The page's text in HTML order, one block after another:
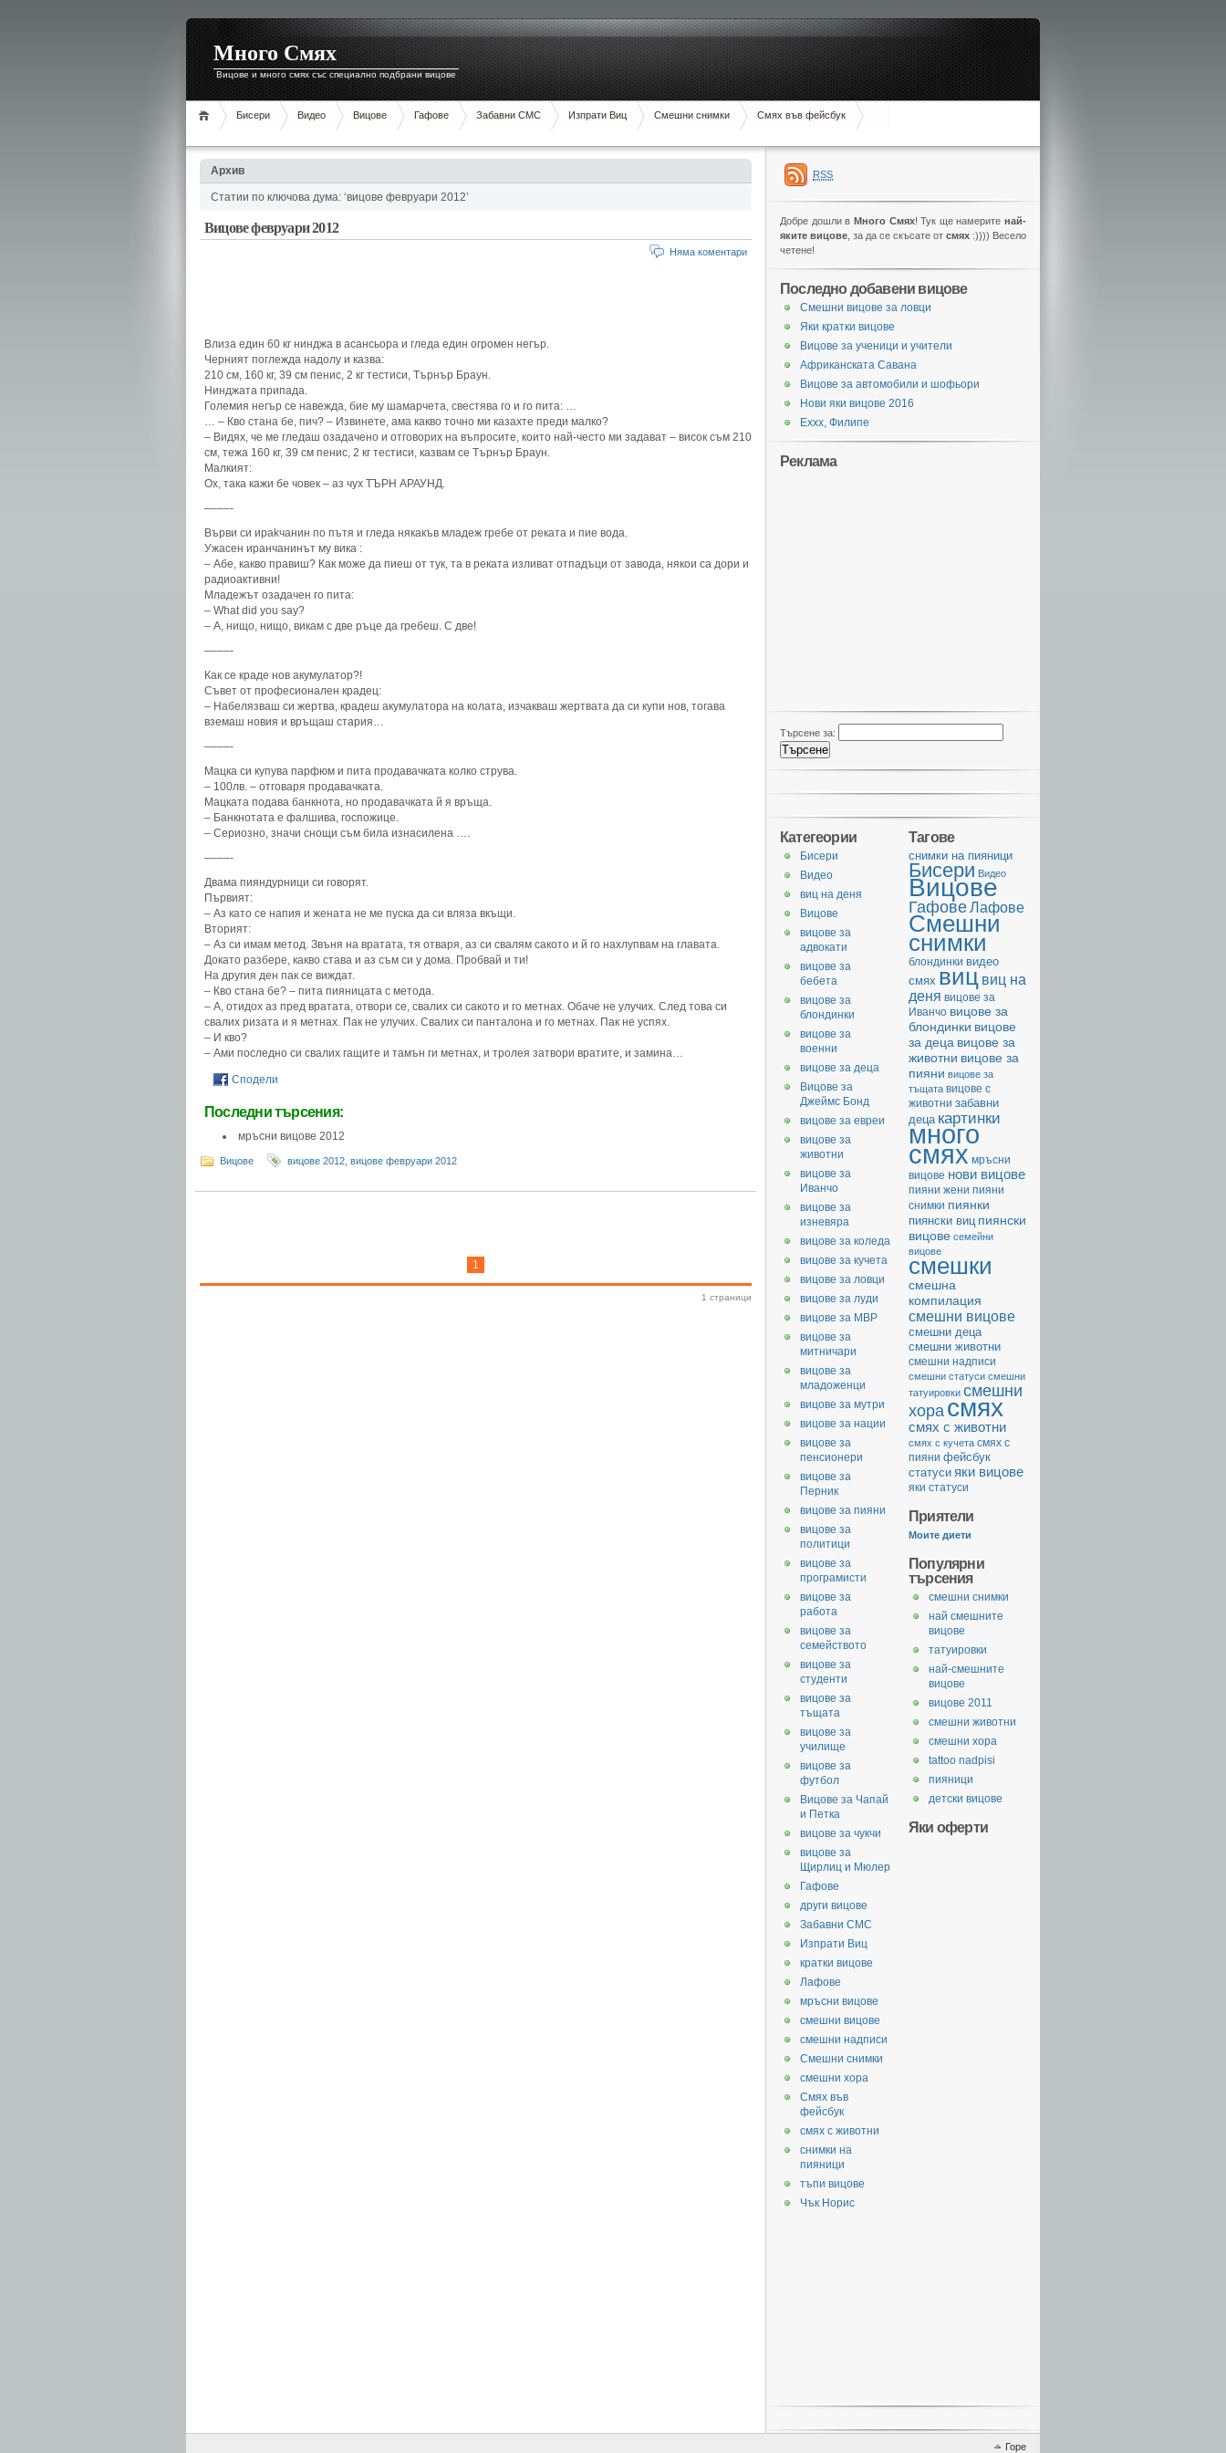
Много Смях
Вицове и много смях със специално подбрани вицове
Бисери Видео Вицове Гафове Забавни СМС Изпрати Виц Смешни снимки Смях във фейсбук
Архив
Статии по ключова дума: ‘вицове февруари 2012’
Вицове февруари 2012
Няма коментари
Влиза един 60 кг нинджа в асансьора и гледа един огромен негър.
Черният поглежда надолу и казва:
210 см, 160 кг, 39 см пенис, 2 кг тестиси, Търнър Браун.
Нинджата припада.
Големия негър се навежда, бие му шамарчета, свестява го и го пита: …
… – Кво стана бе, пич? – Извинете, ама какво точно ми казахте преди малко?
– Видях, че ме гледаш озадачено и отговорих на въпросите, които най-често ми задават – висок съм 210
см, тежа 160 кг, 39 см пенис, 2 кг тестиси, казвам се Търнър Браун.
Малкият:
Oх, така кажи бе човек – аз чух ТЪРН АРАУНД.
––––-
Върви си ираkчанин по пътя и гледа някакъв младеж гребе от реката и пие вода.
Ужасен иранчанинът му вика :
– Абе, какво правиш? Как може да пиеш от тук, та в реката изливат отпадъци от завода, някои са дори и
радиоактивни!
Младежът озадачен го пита:
– What did you say?
– А, нищо, нищо, викам с две ръце да гребеш. С две!
––––-
Как се краде нов акумулатор?!
Съвет от професионален крадец:
– Набелязваш си жертва, крадеш акумулатора на колата, изчакваш жертвата да си купи нов, тогава
вземаш новия и връщаш стария…
––––-
Мацка си купува парфюм и пита продавачката колко струва.
– 100лв. – отговаря продавачката.
Мацката подава банкнота, но продавачката й я връща.
– Банкнотата е фалшива, госпожице.
– Сериозно, значи снощи съм била изнасилена ….
––––-
Двама пияндурници си говорят.
Първият:
– Аз като се напия и жената не ме пуска да си вляза вкъщи.
Вторият:
– Аз си имам метод. Звъня на вратата, тя отваря, аз си свалям сакото и й го нахлупвам на главата.
Докато разбере, какво става и аз съм си у дома. Пробвай и ти!
На другия ден пак се виждат.
– Кво стана бе? – пита пияницата с метода.
– А, отидох аз пред вратата, отвори се, свалих си сакото и го метнах. Обаче не улучих. След това си
свалих ризата и я метнах. Пак не улучих. Свалих си панталона и го метнах. Пак не успях.
– И кво?
– Ами последно си свалих гащите и тамън ги метнах, и тролея затвори вратите, и замина…
Сподели
Последни търсения:
мръсни вицове 2012
Вицове вицове 2012 вицове февруари 2012
1
1 страници
RSS
Добре дошли в Много Смях! Тук ще намерите най-
яките вицове , за да се скъсате от смях :)))) Весело
четене!
Последно добавени вицове
Смешни вицове за ловци
Яки кратки вицове
Вицове за ученици и учители
Африканската Савана
Вицове за автомобили и шофьори
Нови яки вицове 2016
Еххх, Филипе
Реклама
Търсене за:
Тагове
cнимки на пияници
Бисери Видео
Вицове
ГафовеЛафове
Смешни
снимки
блондинки видео
смях виц виц на
деня вицове за
Иванчо вицове за
блондинки вицове
за деца вицове за
животни вицове за
пияни вицове за
тъщата вицове с
животни забавни
деца картинки
много
смях мръсни
вицове нови вицове
пияни жени пияни
снимки пиянки
пиянски виц пиянски
вицове семейни
вицове
смешки
смешна
компилация
смешни вицове
смешни деца
смешни животни
смешни надписи
смешни статуси смешни
татуировки смешни
хора смях
смях с животни
смях с кучета смях с
пияни фейсбук
статуси яки вицове
яки статуси
Приятели
Моите диети
Популярни
търсения
смешни снимки
най смешните
вицове
татуировки
най-смешните
вицове
вицове 2011
смешни животни
смешни хора
tattoo nadpisi
пияници
детски вицове
Яки оферти
Категеории
Бисери
Видео
виц на деня
Вицове
вицове за
адвокати
вицове за
бебета
вицове за
блондинки
вицове за
военни
вицове за деца
Вицове за
Джеймс Бонд
вицове за евреи
вицове за
животни
вицове за
Иванчо
вицове за
изневяра
вицове за коледа
вицове за кучета
вицове за ловци
вицове за луди
вицове за МВР
вицове за
митничари
вицове за
младоженци
вицове за мутри
вицове за нации
вицове за
пенсионери
вицове за
Перник
вицове за пияни
вицове за
политици
вицове за
програмисти
вицове за
работа
вицове за
семейството
вицове за
студенти
вицове за
тъщата
вицове за
училище
вицове за
футбол
Вицове за Чапай
и Петка
вицове за чукчи
вицове за
Щирлиц и Мюлер
Гафове
други вицове
Забавни СМС
Изпрати Виц
кратки вицове
Лафове
мръсни вицове
смешни вицове
смешни надписи
Смешни снимки
смешни хора
Смях във
фейсбук
смях с животни
снимки на
пияници
тъпи вицове
Чък Норис
Горе